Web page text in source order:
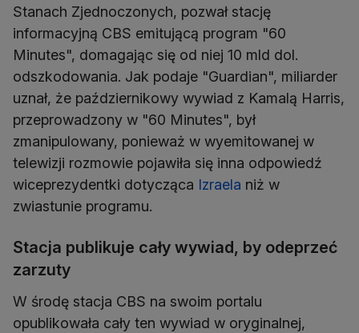
Stanach Zjednoczonych, pozwał stację
informacyjną CBS emitującą program "60
Minutes", domagając się od niej 10 mld dol.
odszkodowania. Jak podaje "Guardian", miliarder
uznał, że październikowy wywiad z Kamalą Harris,
przeprowadzony w "60 Minutes", był
zmanipulowany, ponieważ w wyemitowanej w
telewizji rozmowie pojawiła się inna odpowiedź
wiceprezydentki dotycząca Izraela niż w
zwiastunie programu.
Stacja publikuje cały wywiad, by odeprzeć
zarzuty
W środę stacja CBS na swoim portalu
opublikowała cały ten wywiad w oryginalnej,